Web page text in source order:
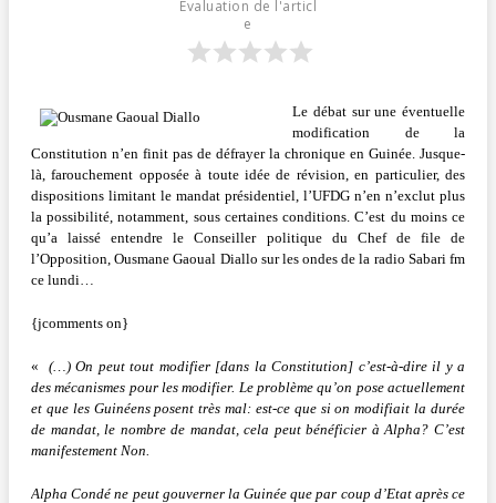
Évaluation de l'articl
e
Le débat sur une éventuelle
modification de la
Constitution n’en finit pas de défrayer la chronique en Guinée. Jusque-
là, farouchement opposée à toute idée de révision, en particulier, des
dispositions limitant le mandat présidentiel, l’UFDG n’en n’exclut plus
la possibilité, notamment, sous certaines conditions. C’est du moins ce
qu’a laissé entendre le Conseiller politique du Chef de file de
l’Opposition, Ousmane Gaoual Diallo sur les ondes de la radio Sabari fm
ce lundi…
{jcomments on}
«
(…) On peut tout modifier [dans la Constitution] c’est-à-dire il y a
des mécanismes pour les modifier. Le problème qu’on pose actuellement
et que les Guinéens posent très mal: est-ce que si on modifiait la durée
de mandat, le nombre de mandat, cela peut bénéficier à Alpha? C’est
manifestement Non.
Alpha Condé ne peut gouverner la Guinée que par coup d’Etat après ce